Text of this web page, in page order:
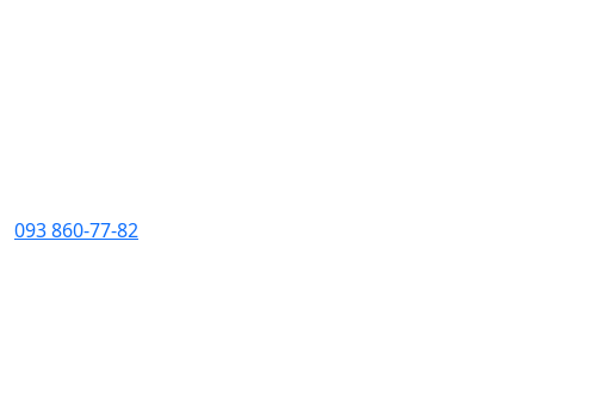
093 860-77-82